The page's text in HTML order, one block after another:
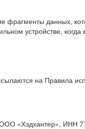
фрагменты данных,
устройстве,
на Правила
«Хэдхантер», ИНН